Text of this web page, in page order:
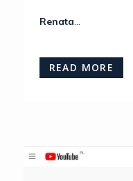
Renata...
READ MORE